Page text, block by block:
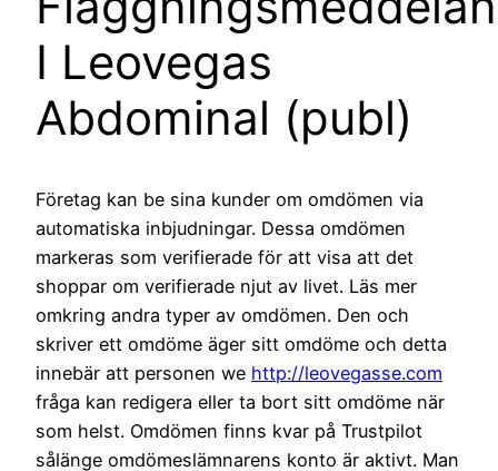
I Leovegas
Abdominal (publ)
Företag kan be sina kunder om omdömen via
automatiska inbjudningar. Dessa omdömen
markeras som verifierade för att visa att det
shoppar om verifierade njut av livet. Läs mer
omkring andra typer av omdömen. Den och
skriver ett omdöme äger sitt omdöme och detta
innebär att personen we http://leovegasse.com
fråga kan redigera eller ta bort sitt omdöme när
som helst. Omdömen finns kvar på Trustpilot
sålänge omdömeslämnarens konto är aktivt. Man